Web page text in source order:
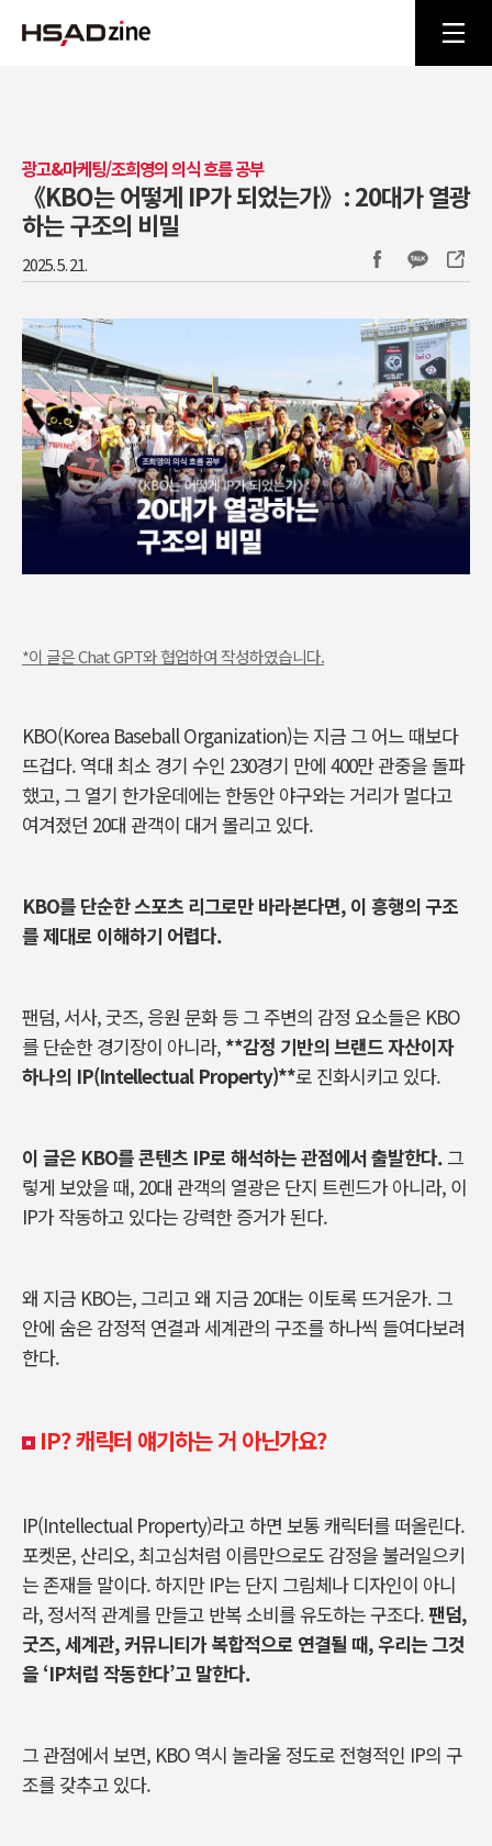
광고&마케팅/조희영의 의식 흐름 공부
《KBO는 어떻게 IP가 되었는가》: 20대가 열광
하는 구조의 비밀
2025. 5. 21.
*이 글은 Chat GPT와 협업하여 작성하였습니다.
KBO(Korea Baseball Organization)는 지금 그 어느 때보다
뜨겁다. 역대 최소 경기 수인 230경기 만에 400만 관중을 돌파
했고, 그 열기 한가운데에는 한동안 야구와는 거리가 멀다고
여겨졌던 20대 관객이 대거 몰리고 있다.
KBO를 단순한 스포츠 리그로만 바라본다면, 이 흥행의 구조
를 제대로 이해하기 어렵다.
팬덤, 서사, 굿즈, 응원 문화 등 그 주변의 감정 요소들은 KBO
를 단순한 경기장이 아니라, **감정 기반의 브랜드 자산이자
하나의 IP(Intellectual Property)**로 진화시키고 있다.
이 글은 KBO를 콘텐츠 IP로 해석하는 관점에서 출발한다. 그
렇게 보았을 때, 20대 관객의 열광은 단지 트렌드가 아니라, 이
IP가 작동하고 있다는 강력한 증거가 된다.
왜 지금 KBO는, 그리고 왜 지금 20대는 이토록 뜨거운가. 그
안에 숨은 감정적 연결과 세계관의 구조를 하나씩 들여다보려
한다.
IP?캐릭터 얘기하는 거 아닌가요?
IP(Intellectual Property)라고 하면 보통 캐릭터를 떠올린다.
포켓몬, 산리오, 최고심처럼 이름만으로도 감정을 불러일으키
는 존재들 말이다. 하지만 IP는 단지 그림체나 디자인이 아니
라, 정서적 관계를 만들고 반복 소비를 유도하는 구조다.팬덤,
굿즈, 세계관, 커뮤니티가 복합적으로 연결될 때, 우리는 그것
을 ‘IP처럼 작동한다’고 말한다.
그 관점에서 보면, KBO 역시 놀라울 정도로 전형적인 IP의 구
조를 갖추고 있다.